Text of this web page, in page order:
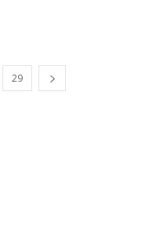
29